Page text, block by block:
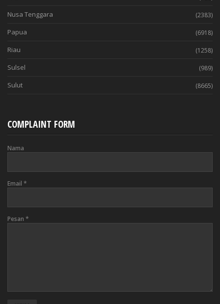
Nusa Tenggara (2383)
Papua (6918)
Riau (1258)
Sulsel (989)
Sulut (8665)
COMPLAINT FORM
Nama
Email *
Pesan *